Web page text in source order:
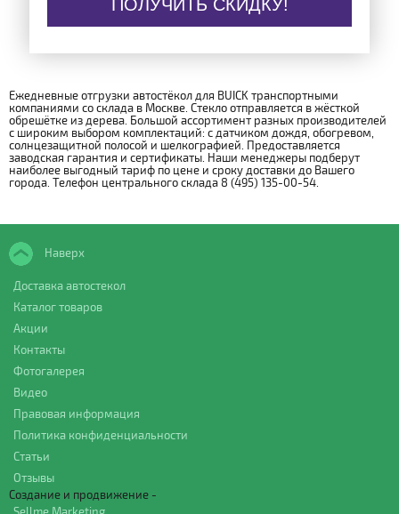
ПОЛУЧИТЬ СКИДКУ!
Ежедневные отгрузки автостёкол для BUICK транспортными
компаниями со склада в Москве. Стекло отправляется в жёсткой
обрешётке из дерева. Большой ассортимент разных производителей
с широким выбором комплектаций: с датчиком дождя, обогревом,
солнцезащитной полосой и шелкографией. Предоставляется
заводская гарантия и сертификаты. Наши менеджеры подберут
наиболее выгодный тариф по цене и сроку доставки до Вашего
города. Телефон центрального склада 8 (495) 135-00-54.
Наверх
Доставка автостекол
Каталог товаров
Акции
Контакты
Фотогалерея
Видео
Правовая информация
Политика конфиденциальности
Статьи
Отзывы
Создание и продвижение -